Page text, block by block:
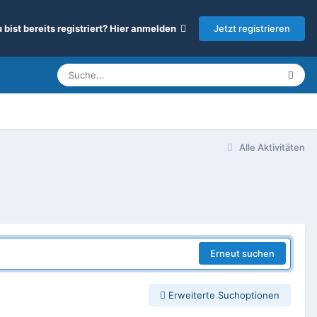
bist bereits registriert? Hier anmelden Jetzt registrieren
Alle Aktivitäten
Erneut suchen
Erweiterte Suchoptionen